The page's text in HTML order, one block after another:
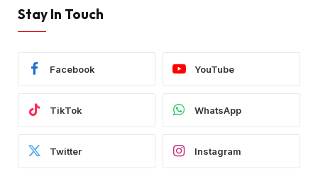
Stay In Touch
Facebook YouTube
TikTok WhatsApp
Twitter Instagram